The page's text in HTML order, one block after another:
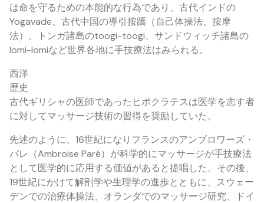
は命を守るための本能的な行為であり、古代インドの
Yogavade、古代中国の導引按蹻（自己体操法、按摩
法）、トンガ諸島のtoogi-toogi、サンドウィッチ諸島の
lomi-lomiなど世界各地に手技療法はみられる。
西洋
歴史
古代ギリシャの医師であったヒポクラテスは医学を志す者
に対してマッサージ技術の習得を奨励していた。
先述のように、16世紀になりフランスのアンブロワーズ・
パレ（Ambroise Paré）が科学的にマッサージが手技療法
として医学的に応用する価値があると提唱した。その後、
19世紀にかけて解剖学や生理学の進歩とともに、スウェー
デンでの治療体操法、オランダでのマッサージ研究、ドイ